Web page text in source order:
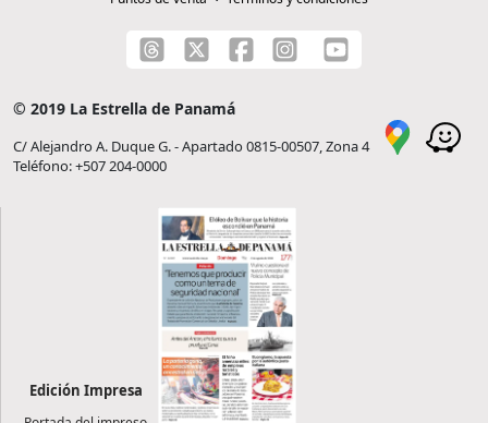
© 2019 La Estrella de Panamá
C/ Alejandro A. Duque G. - Apartado 0815-00507, Zona 4
Teléfono: +507 204-0000
Edición Impresa